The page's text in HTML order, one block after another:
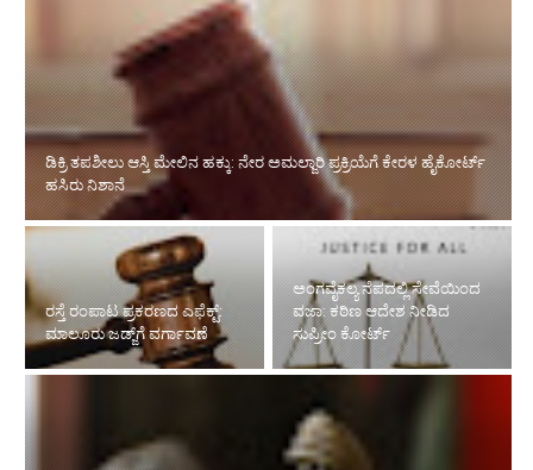
ರಸ್ತೆ ರಂಪಾಟ ಪ್ರಕರಣದ ಎಫೆಕ್ಟ್‌: ಮಾಲೂರು ಜಡ್ಜ್‌ಗೆ ವರ್ಗಾವಣೆ
ಅಂಗವೈಕಲ್ಯ ನೆಪದಲ್ಲಿ ಸೇವೆಯಿಂದ
ವಜಾ: ಕಠಿಣ ಆದೇಶ ನೀಡಿದ
ಸುಪ್ರೀಂ ಕೋರ್ಟ್‌
ನಿವೃತ್ತಿ ಅಂಚಿನಲ್ಲಿರುವ
ನ್ಯಾಯಾಧೀಶರಿಗೆ ಸಿಹಿಸುದ್ದಿ ನೀಡಿದ
ಸುಪ್ರೀಂ ಕೋರ್ಟ್‌
ಮಾಲೂರು ಜಡ್ಜ್‌ ಕಥೆ ಏನು..? ನ್ಯಾಯಾಂಗ ಅಧಿಕಾರಿ ವಿರುದ್ಧ ಹೈಕೋರ್ಟ್